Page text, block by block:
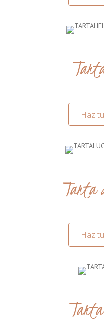
Haz
Tarta
Haz